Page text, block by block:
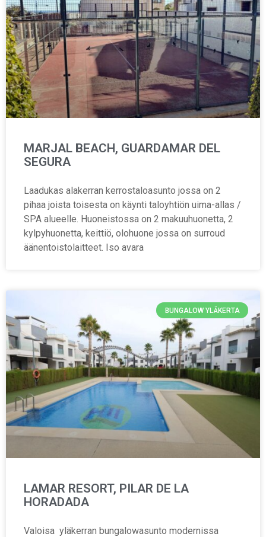
MARJAL BEACH, GUARDAMAR DEL
SEGURA
Laadukas alakerran kerrostaloasunto jossa on 2
pihaa joista toisesta on käynti taloyhtiön uima-allas /
SPA alueelle. Huoneistossa on 2 makuuhuonetta, 2
kylpyhuonetta, keittiö, olohuone jossa on surroud
äänentoistolaitteet. Iso avara
BUNGALOW YLÄKERTA
LAMAR RESORT, PILAR DE LA
HORADADA
Valoisa yläkerran bungalowasunto modernissa